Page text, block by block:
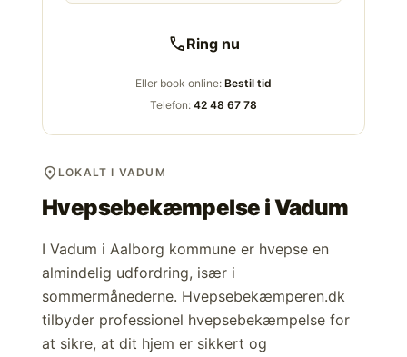
callRing nu
Eller book online: Bestil tid
Telefon: 42 48 67 78
location_on LOKALT I VADUM
Hvepsebekæmpelse iVadum
I Vadum i Aalborg kommune er hvepse en
almindelig udfordring, især i
sommermånederne. Hvepsebekæmperen.dk
tilbyder professionel hvepsebekæmpelse for
at sikre, at dit hjem er sikkert og